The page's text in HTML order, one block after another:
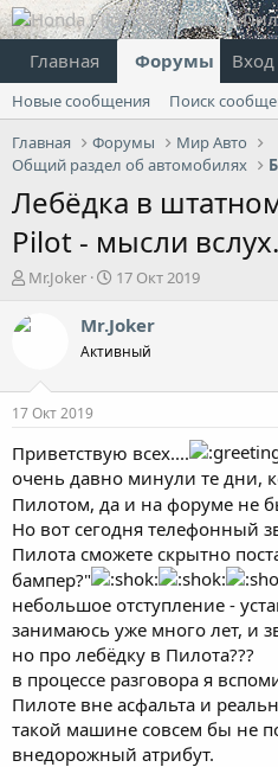
Главная Форумы Вход
Новые сообщения
Поиск
Главная
Форумы
Мир Авто
Общий раздел об автомобилях
Лебёдка в
Pilot - мысли
А
т
е
м
ы
Mr.Joker
Д
т
н
л
17 Окт 2019
Mr.Joker
Активный
17 Окт 2019
Приветствую всех....
очень давно минули те дни,
Пилотом, да и на форуме не
Но вот сегодня телефонный
Пилота сможете скрытно
бампер?"
небольшое отступление -
занимаюсь уже много лет, и
но про лебёдку в Пилота???
в процессе разговора я
Пилоте вне асфальта и
такой машине совсем бы не
внедорожный атрибут.